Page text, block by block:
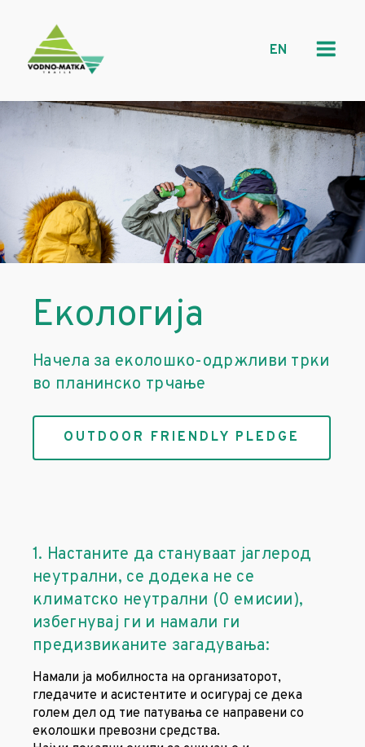
EN
Екологија
Начела за еколошко-одржливи трки
во планинско трчање
OUTDOOR FRIENDLY PLEDGE
1. Настаните да стануваат јаглерод
неутрални, се додека не се
климатско неутрални (0 емисии),
избегнувај ги и намали ги
предизвиканите загадувања:
Намали ја мобилноста на организаторот,
гледачите и асистентите и осигурај се дека
голем дел од тие патувања се направени со
еколошки превозни средства.